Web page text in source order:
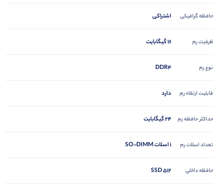
حافظه گرافیکی اشتراکی
ظرفیت رم 16 گیگابایت
نوع رم DDR4
قابلیت ارتقاء رم دارد
حداکثر حافظه رم 24 گیگابایت
تعداد اسلات رم 1 اسلات SO-DIMM
حافظه داخلی 512 SSD